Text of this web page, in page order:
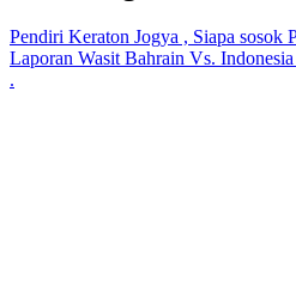
Pendiri Keraton Jogya , Siapa sosok
Laporan Wasit Bahrain Vs.
.